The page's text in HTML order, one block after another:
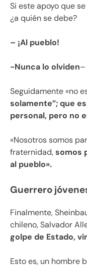
Si este apoyo que
¿a quién se debe?
– ¡Al pueblo!
-Nunca lo olviden–
Seguidamente «no
solamente”; que
personal, pero no
«Nosotros somos
fraternidad,somos
al pueblo».
Guerrero
Finalmente,
chileno, Salvador
golpe de Estado,
Esto es, un hombre